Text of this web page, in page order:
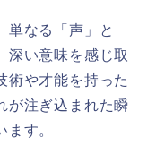
単なる「声」と
深い意味を感じ取
術や才能を持った
が注ぎ込まれた瞬
す。